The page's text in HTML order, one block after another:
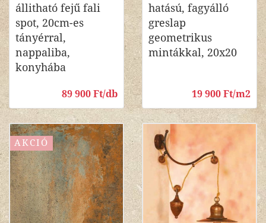
állitható fejű fali
spot, 20cm-es
tányérral,
nappaliba,
konyhába
89 900 Ft/db
hatású, fagyálló
greslap
geometrikus
mintákkal, 20x20
19 900 Ft/m2
AKCIÓ